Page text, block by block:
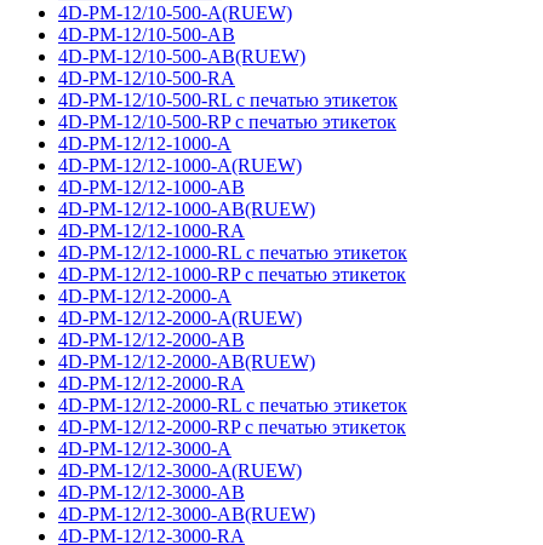
4D-PM-12/10-500-A(RUEW)
4D-PM-12/10-500-AB
4D-PM-12/10-500-AB(RUEW)
4D-PM-12/10-500-RA
4D-PM-12/10-500-RL с печатью этикеток
4D-PM-12/10-500-RP с печатью этикеток
4D-PM-12/12-1000-A
4D-PM-12/12-1000-A(RUEW)
4D-PM-12/12-1000-AB
4D-PM-12/12-1000-AB(RUEW)
4D-PM-12/12-1000-RA
4D-PM-12/12-1000-RL с печатью этикеток
4D-PM-12/12-1000-RP с печатью этикеток
4D-PM-12/12-2000-A
4D-PM-12/12-2000-A(RUEW)
4D-PM-12/12-2000-AB
4D-PM-12/12-2000-AB(RUEW)
4D-PM-12/12-2000-RA
4D-PM-12/12-2000-RL с печатью этикеток
4D-PM-12/12-2000-RP с печатью этикеток
4D-PM-12/12-3000-A
4D-PM-12/12-3000-A(RUEW)
4D-PM-12/12-3000-AB
4D-PM-12/12-3000-AB(RUEW)
4D-PM-12/12-3000-RA